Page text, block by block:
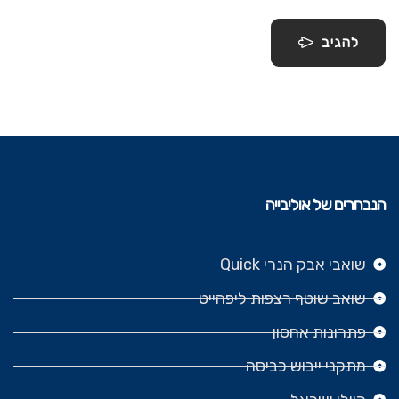
להגיב
הנבחרים של אוליבייה
שואבי אבק הנרי Quick
שואב שוטף רצפות ליפהייט
פתרונות אחסון
מתקני ייבוש כביסה